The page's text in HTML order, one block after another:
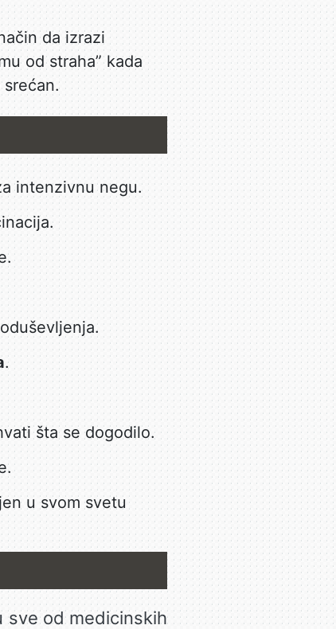
da izrazi
od straha” kada
intenzivnu negu.
.
šta se dogodilo.
u svom svetu
sve od medicinskih